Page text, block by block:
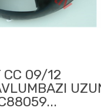
CC 09/12